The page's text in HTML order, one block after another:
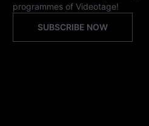
programmes of Videotage!
SUBSCRIBE NOW